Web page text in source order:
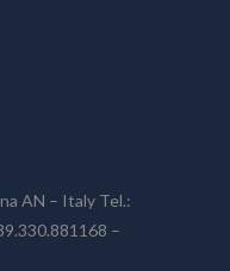
AN – Italy Tel.:
–